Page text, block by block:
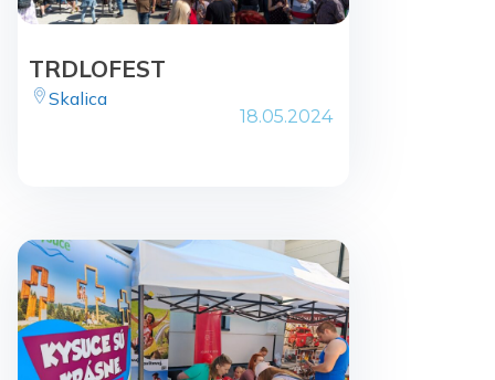
TRDLOFEST
Skalica
18.05.2024